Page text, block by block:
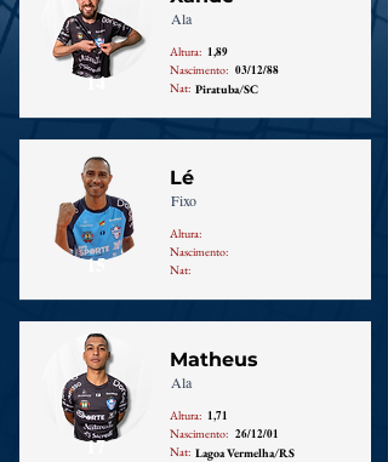
14
Ala
Altura: 1,89
Nascimento: 03/12/88
Nat: Piratuba/SC
15
Lé
Fixo
Altura:
Nascimento:
Nat:
17
Matheus
Ala
Altura: 1,71
Nascimento: 26/12/01
Nat: Lagoa Vermelha/RS